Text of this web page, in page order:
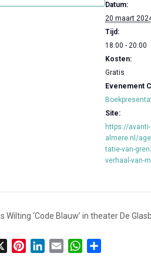
Datum:
20 maart
Tijd:
18:00 - 20:00
Kosten:
Gratis
Evenement
Site:
https://avanti-
almere.nl/
tatie-van-
verhaal-van-
Wilting ‘Code Blauw’ in theater De
W